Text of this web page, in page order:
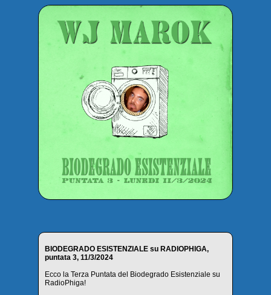
BIODEGRADO ESISTENZIALE su RADIOPHIGA,
puntata 3, 11/3/2024
Ecco la Terza Puntata del Biodegrado Esistenziale su
RadioPhiga!